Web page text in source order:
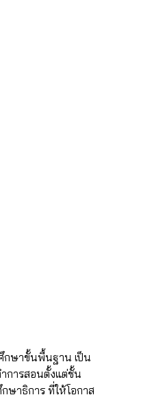
กษาขั้นพื้นฐาน เป็น
ำการสอนตั้งแต่ชั้น
ษาธิการ ที่ให้โอกาส